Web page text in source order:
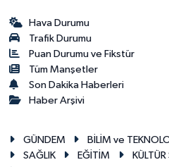
Hava Durumu
Trafik Durumu
Puan Durumu ve Fikstür
Tüm Manşetler
Son Dakika Haberleri
Haber Arşivi
GÜNDEM BİLİM ve
SAĞLIK
EĞİTİM